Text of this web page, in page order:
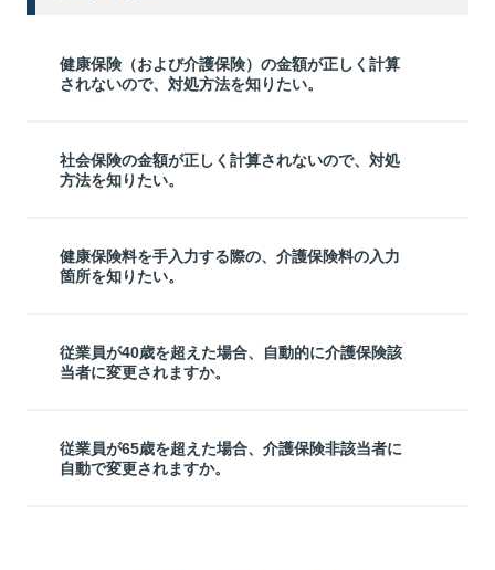
健康保険（および介護保険）の金額が正しく計算
されないので、対処方法を知りたい。
社会保険の金額が正しく計算されないので、対処
方法を知りたい。
健康保険料を手入力する際の、介護保険料の入力
箇所を知りたい。
従業員が40歳を超えた場合、自動的に介護保険該
当者に変更されますか。
従業員が65歳を超えた場合、介護保険非該当者に
自動で変更されますか。